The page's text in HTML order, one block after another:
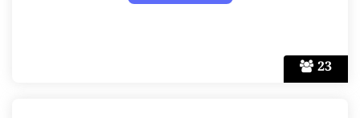
23